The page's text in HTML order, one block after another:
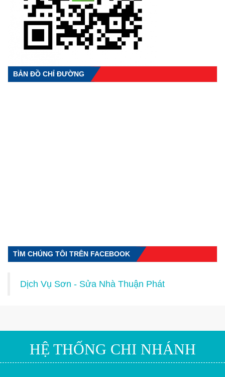
BẢN ĐỒ CHỈ ĐƯỜNG
TÌM CHÚNG TÔI TRÊN FACEBOOK
Dịch Vụ Sơn - Sửa Nhà Thuận Phát
HỆ THỐNG CHI NHÁNH